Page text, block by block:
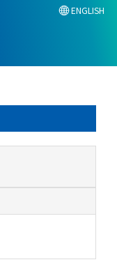
ENGLISH